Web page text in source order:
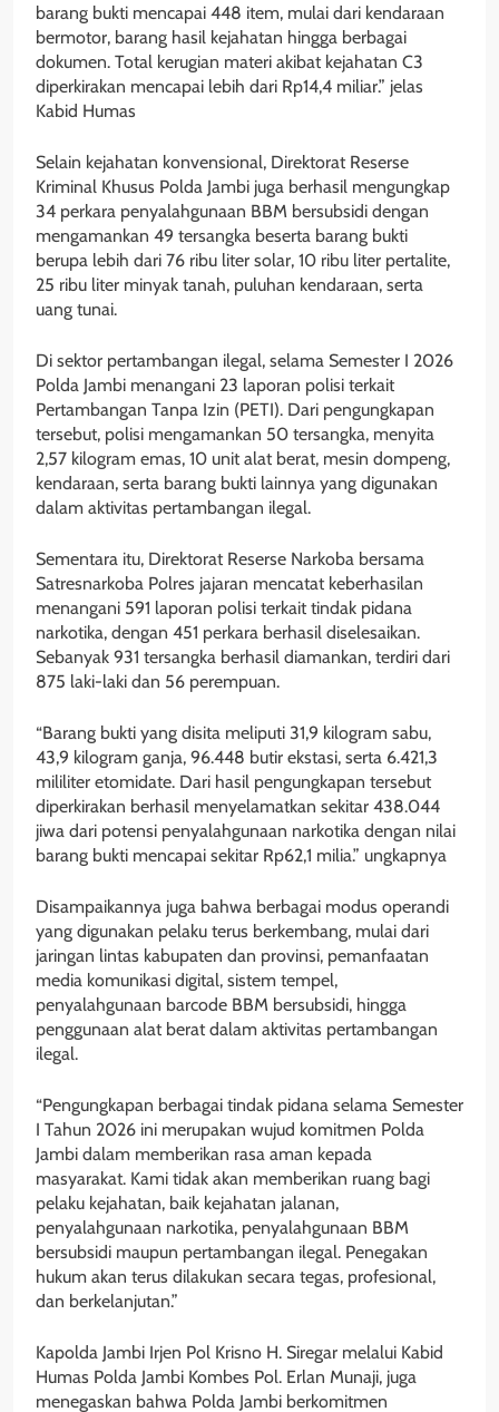
barang bukti mencapai 448 item, mulai dari kendaraan
bermotor, barang hasil kejahatan hingga berbagai
dokumen. Total kerugian materi akibat kejahatan C3
diperkirakan mencapai lebih dari Rp14,4 miliar.” jelas
Kabid Humas
Selain kejahatan konvensional, Direktorat Reserse
Kriminal Khusus Polda Jambi juga berhasil mengungkap
34 perkara penyalahgunaan BBM bersubsidi dengan
mengamankan 49 tersangka beserta barang bukti
berupa lebih dari 76 ribu liter solar, 10 ribu liter pertalite,
25 ribu liter minyak tanah, puluhan kendaraan, serta
uang tunai.
Di sektor pertambangan ilegal, selama Semester I 2026
Polda Jambi menangani 23 laporan polisi terkait
Pertambangan Tanpa Izin (PETI). Dari pengungkapan
tersebut, polisi mengamankan 50 tersangka, menyita
2,57 kilogram emas, 10 unit alat berat, mesin dompeng,
kendaraan, serta barang bukti lainnya yang digunakan
dalam aktivitas pertambangan ilegal.
Sementara itu, Direktorat Reserse Narkoba bersama
Satresnarkoba Polres jajaran mencatat keberhasilan
menangani 591 laporan polisi terkait tindak pidana
narkotika, dengan 451 perkara berhasil diselesaikan.
Sebanyak 931 tersangka berhasil diamankan, terdiri dari
875 laki-laki dan 56 perempuan.
“Barang bukti yang disita meliputi 31,9 kilogram sabu,
43,9 kilogram ganja, 96.448 butir ekstasi, serta 6.421,3
mililiter etomidate. Dari hasil pengungkapan tersebut
diperkirakan berhasil menyelamatkan sekitar 438.044
jiwa dari potensi penyalahgunaan narkotika dengan nilai
barang bukti mencapai sekitar Rp62,1 milia.” ungkapnya
Disampaikannya juga bahwa berbagai modus operandi
yang digunakan pelaku terus berkembang, mulai dari
jaringan lintas kabupaten dan provinsi, pemanfaatan
media komunikasi digital, sistem tempel,
penyalahgunaan barcode BBM bersubsidi, hingga
penggunaan alat berat dalam aktivitas pertambangan
ilegal.
“Pengungkapan berbagai tindak pidana selama Semester
I Tahun 2026 ini merupakan wujud komitmen Polda
Jambi dalam memberikan rasa aman kepada
masyarakat. Kami tidak akan memberikan ruang bagi
pelaku kejahatan, baik kejahatan jalanan,
penyalahgunaan narkotika, penyalahgunaan BBM
bersubsidi maupun pertambangan ilegal. Penegakan
hukum akan terus dilakukan secara tegas, profesional,
dan berkelanjutan.”
Kapolda Jambi Irjen Pol Krisno H. Siregar melalui Kabid
Humas Polda Jambi Kombes Pol. Erlan Munaji, juga
menegaskan bahwa Polda Jambi berkomitmen